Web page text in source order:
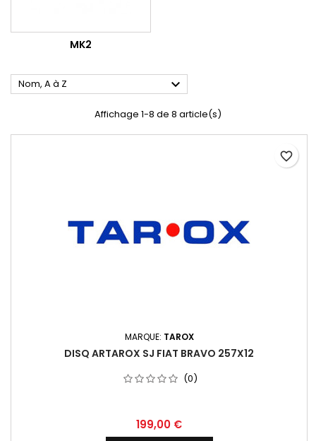
MK2
Nom, A à Z 
Affichage 1-8 de 8 article(s)
MARQUE: TAROX
DISQ ARTAROX SJ FIAT BRAVO 257X12
(0)
Prix
199,00 €
favorite_border